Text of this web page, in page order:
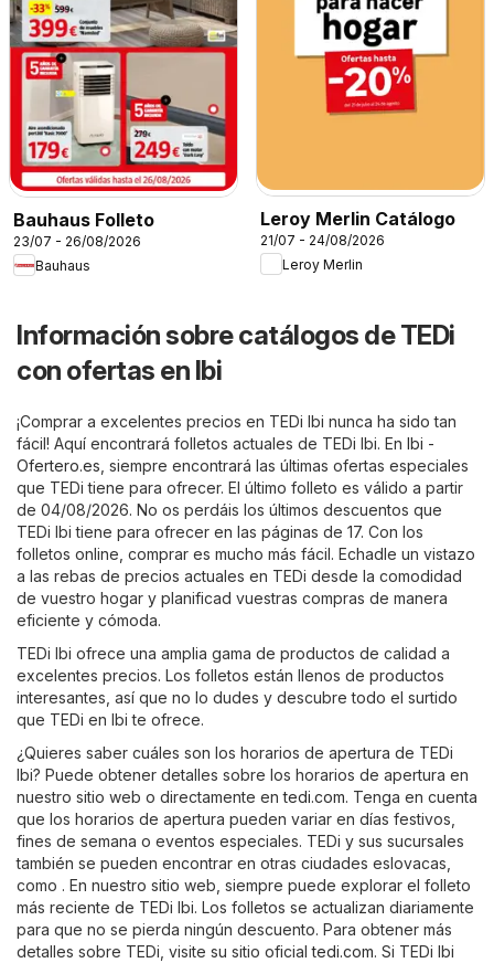
Bauhaus Folleto
23/07 - 26/08/2026
Bauhaus
Leroy Merlin Catálogo
21/07 - 24/08/2026
Leroy Merlin
Información sobre catálogos de TEDi
con ofertas en Ibi
¡Comprar a excelentes precios en TEDi Ibi nunca ha sido tan
fácil! Aquí encontrará folletos actuales de TEDi Ibi. En Ibi -
Ofertero.es , siempre encontrará las últimas ofertas especiales
que TEDi tiene para ofrecer. El último folleto es válido a partir
de 04/08/2026. No os perdáis los últimos descuentos que
TEDi Ibi tiene para ofrecer en las páginas de 17. Con los
folletos online, comprar es mucho más fácil. Echadle un vistazo
a las rebas de precios actuales en TEDi desde la comodidad
de vuestro hogar y planificad vuestras compras de manera
eficiente y cómoda.
TEDi Ibi ofrece una amplia gama de productos de calidad a
excelentes precios. Los folletos están llenos de productos
interesantes, así que no lo dudes y descubre todo el surtido
que TEDi en Ibi te ofrece.
¿Quieres saber cuáles son los horarios de apertura de TEDi
Ibi? Puede obtener detalles sobre los horarios de apertura en
nuestro sitio web o directamente entedi.com. Tenga en cuenta
que los horarios de apertura pueden variar en días festivos,
fines de semana o eventos especiales. TEDi y sus sucursales
también se pueden encontrar en otras ciudades eslovacas,
como . En nuestro sitio web, siempre puede explorar el folleto
más reciente de TEDi Ibi. Los folletos se actualizan diariamente
para que no se pierda ningún descuento. Para obtener más
detalles sobre TEDi, visite su sitio oficialtedi.com. Si TEDi Ibi